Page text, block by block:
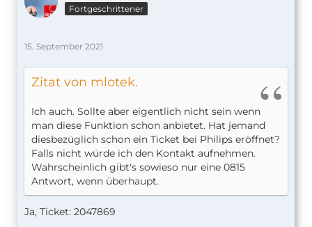
Fortgeschrittener
15. September 2021
Zitat von mlotek.
Ich auch. Sollte aber eigentlich nicht sein wenn
man diese Funktion schon anbietet. Hat jemand
diesbezüglich schon ein Ticket bei Philips eröffnet?
Falls nicht würde ich den Kontakt aufnehmen.
Wahrscheinlich gibt's sowieso nur eine 0815
Antwort, wenn überhaupt.
Ja, Ticket: 2047869